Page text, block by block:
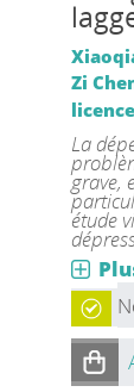
Zi
licence
La
grave,
étude